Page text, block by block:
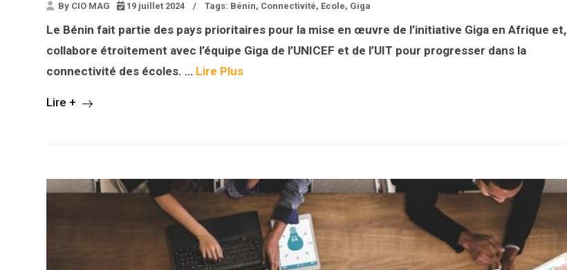
By CIO MAG 19 juillet 2024 / Tags: Bénin, Connectivité, Ecole, Giga
Le Bénin fait partie des pays prioritaires pour la mise en œuvre de l’initiative Giga en Afrique et,
collabore étroitement avec l’équipe Giga de l’UNICEF et de l’UIT pour progresser dans la
connectivité des écoles. … Lire Plus
Lire +